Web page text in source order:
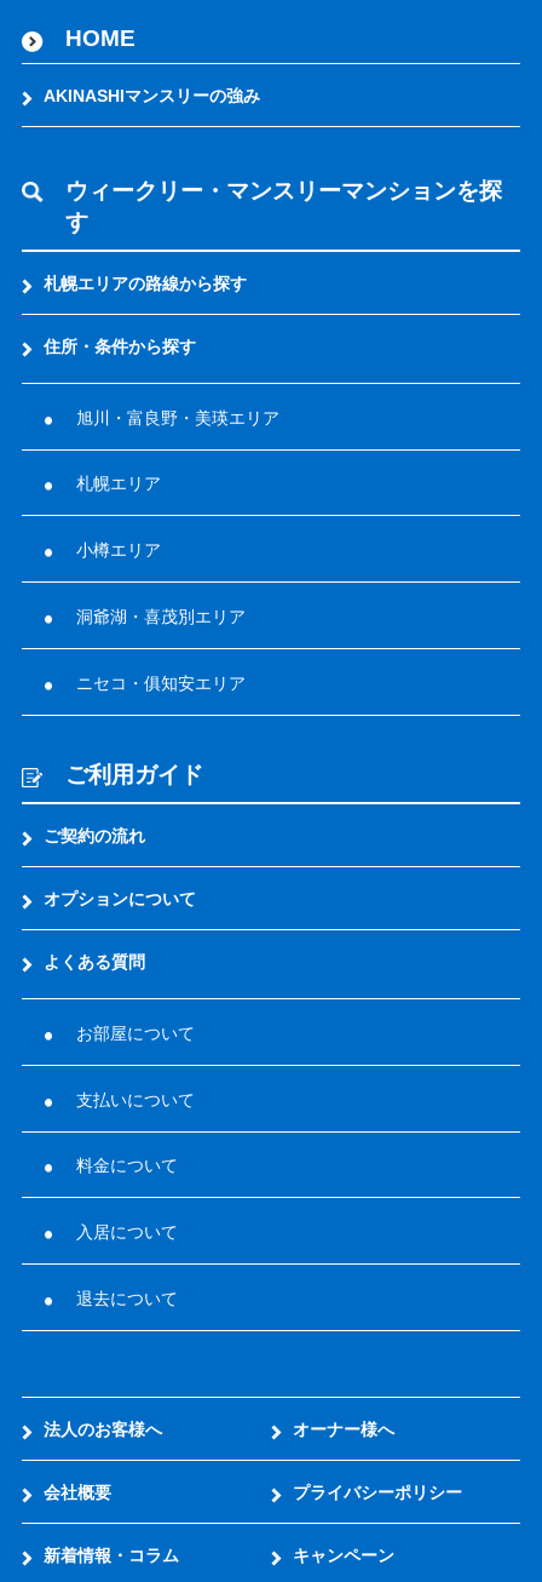
HOME
AKINASHIマンスリーの強み
ウィークリー・マンスリーマンションを探
す
札幌エリアの路線から探す
住所・条件から探す
旭川・富良野・美瑛エリア
札幌エリア
小樽エリア
洞爺湖・喜茂別エリア
ニセコ・俱知安エリア
ご利用ガイド
ご契約の流れ
オプションについて
よくある質問
お部屋について
支払いについて
料金について
入居について
退去について
法人のお客様へ オーナー様へ
会社概要 プライバシーポリシー
新着情報・コラム キャンペーン